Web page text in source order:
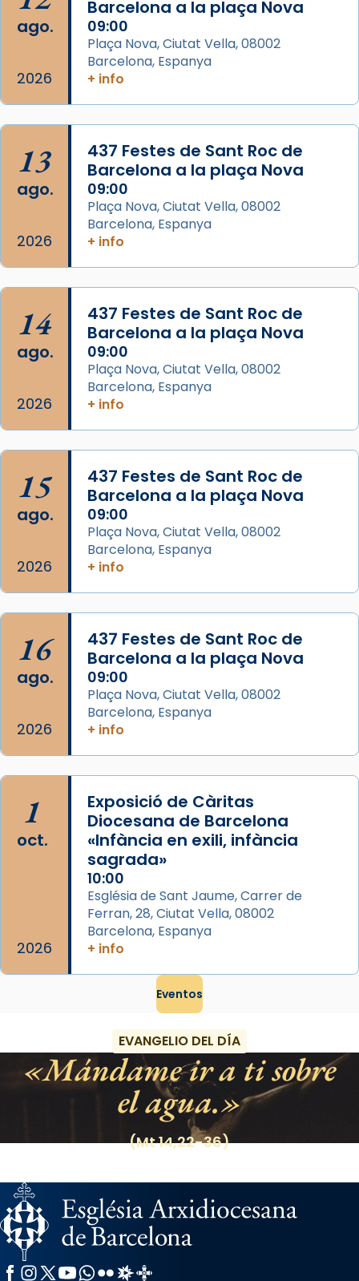
2 weeks ago
Aquest dilluns, 27 de juliol, ha tingut lloc la
missa d’acció de gràcies en agraïment al
comitè organitzador de la visita apostòlica
col·laboradors, a la Catedral de Barcelona.
L’arquebisbe de Barcelona, el cardenal Joan
Josep Omella, ha presidit la missa i l’ha
concelebrat el bisbe auxiliar de Barcelona,
Mons. David Abadías.
📸 Dr. G. Simón
Arquebisbat de Barcelona
2 weeks ago
Memòria de les santes Juliana i
Semproniana, verges i màrtirs.
Acompanyant la història de sant Cugat, a
partir de l’Edat Mitjana sorgeix la tradició
que les santes Juliana (“relatiu a Júlia”) i
Semproniana (“relatiu a Semprònia =
eterna”) són deixebles seves. I l’any 1667, el
frare Joan Gaspar Roig, afirma en una obra
que les santes són filles de l’antiga Iluro.
Mataró en reivindicarà les relíq
...
ago.
2026
Barcelona a la plaça Nova
09:00
Plaça Nova, Ciutat Vella, 08002
Barcelona, Espanya
+ info
13
ago.
2026
437 Festes de Sant Roc de
Barcelona a la plaça Nova
09:00
Plaça Nova, Ciutat Vella, 08002
Barcelona, Espanya
+ info
14
ago.
2026
437 Festes de Sant Roc de
Barcelona a la plaça Nova
09:00
Plaça Nova, Ciutat Vella, 08002
Barcelona, Espanya
+ info
15
ago.
2026
437 Festes de Sant Roc de
Barcelona a la plaça Nova
09:00
Plaça Nova, Ciutat Vella, 08002
Barcelona, Espanya
+ info
16
ago.
2026
437 Festes de Sant Roc de
Barcelona a la plaça Nova
09:00
Plaça Nova, Ciutat Vella, 08002
Barcelona, Espanya
+ info
1
oct.
2026
Exposició de Càritas
Diocesana de Barcelona
«Infància en exili, infància
sagrada»
10:00
Església de Sant Jaume, Carrer de
Ferran, 28, Ciutat Vella, 08002
Barcelona, Espanya
+ info
Eventos
EVANGELIO DEL DÍA
Mándame ir a ti sobre
el agua.
(Mt 14,22-36)
Facebook
Instagram
X / Twitter
YouTube
WhatsApp
FlickrRadio Estel
Catalunya Cristiana